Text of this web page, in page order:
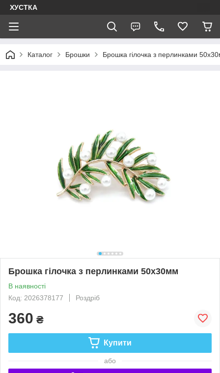
ХУСТКА
Каталог Брошки Брошка гілочка з перлинками
Брошка гілочка з перлинками 50х30мм
В наявності
Код: 2026378177
Роздріб
360 ₴
Купити
або